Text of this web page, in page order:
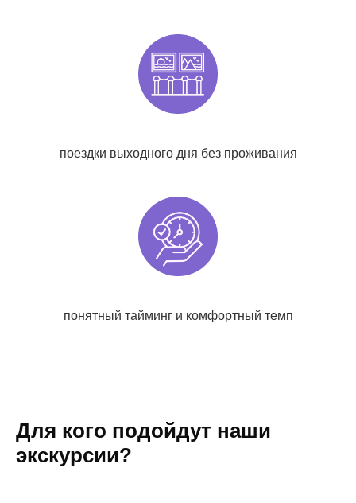
поездки выходного дня без проживания
понятный тайминг и комфортный темп
Для кого подойдут наши
экскурсии?